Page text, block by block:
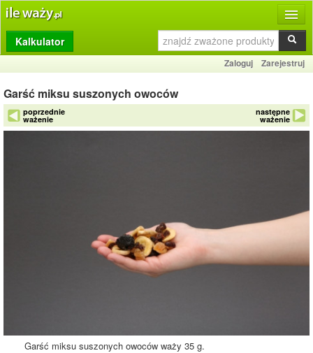
Produkty
Dziennik
Przelicznik
Porównywarka
Kalkulator
Zaloguj Zarejestruj
Garść miksu suszonych owoców
poprzednie
ważenie
następne
ważenie
Garść miksu suszonych owoców waży 35 g.